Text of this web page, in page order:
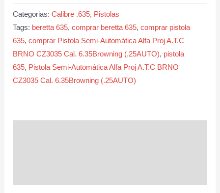
Proj
Categorias:Calibre .635, Pistolas
Tags: beretta 635,comprar beretta 635,comprar pistola
635,comprar Pistola Semi-Automática Alfa Proj A.T.C
BRNO CZ3035 Cal. 6.35Browning (.25AUTO), pistola
635, Pistola Semi-Automática Alfa Proj A.T.C BRNO
CZ3035 Cal. 6.35Browning (.25AUTO)